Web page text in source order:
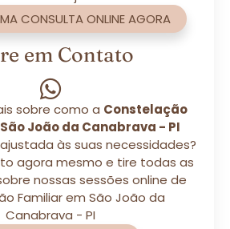
CONSULTA ONLINE AGORA
em Contato
sobre como a Constelação
João da Canabrava - PI
às suas necessidades?
agora mesmo e tire todas as
nossas sessões online de
Familiar em São João da
Canabrava - PI